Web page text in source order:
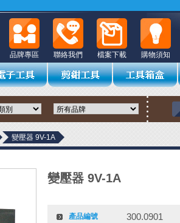
購物須知
檔案下載
聯絡我們
品牌專區
變壓器 9V-1A
變壓器 9V-1A
產品編號 300.0901